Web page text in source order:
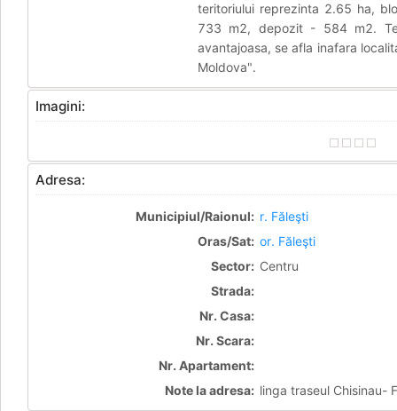
teritoriului reprezinta 2.65 ha,
733 m2, depozit - 584 m2.
avantajoasa, se afla inafara
Moldova".
Imagini:
Adresa:
Municipiul/Raionul: r. Făleşti
Oras/Sat: or. Făleşti
Sector: Centru
Strada:
Nr. Casa:
Nr. Scara:
Nr. Apartament:
Note la adresa: linga traseul Chisinau-